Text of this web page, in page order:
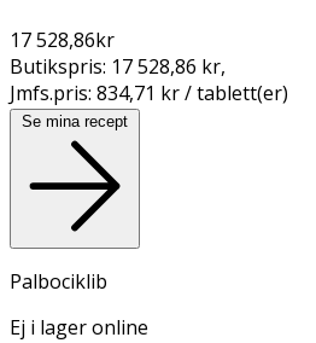
17 528,86kr
Butikspris: 17 528,86 kr,
Jmfs.pris: 834,71 kr / tablett(er)
Se mina recept
Palbociklib
Ej i lager online